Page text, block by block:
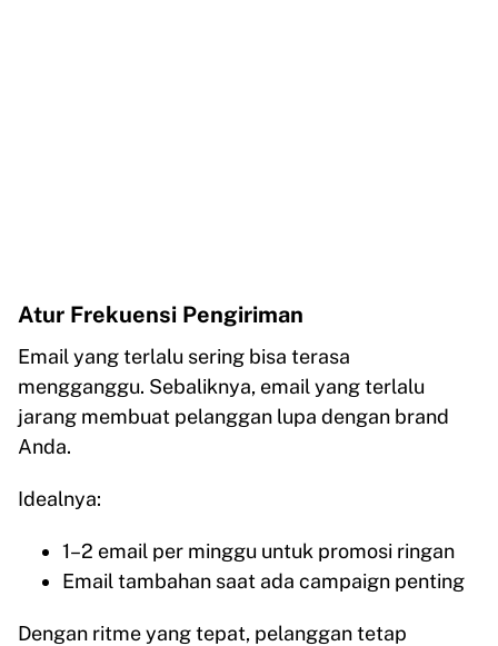
Atur Frekuensi Pengiriman
Email yang terlalu sering bisa terasa
mengganggu. Sebaliknya, email yang terlalu
jarang membuat pelanggan lupa dengan brand
Anda.
Idealnya:
1–2 email per minggu untuk promosi ringan
Email tambahan saat ada campaign penting
Dengan ritme yang tepat, pelanggan tetap